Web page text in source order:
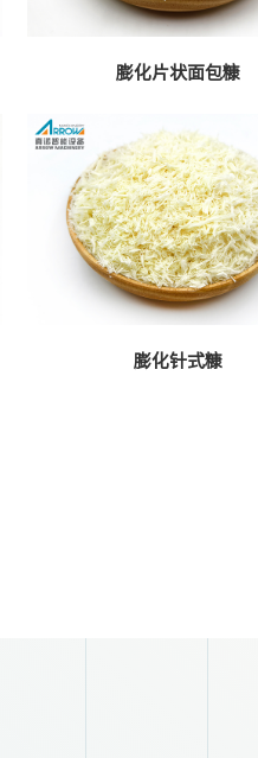
膨化片状面包糠
膨化针式糠